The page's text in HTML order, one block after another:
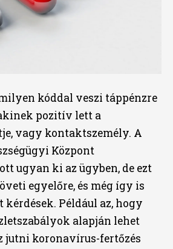
kóddal veszi táppénzre
pozitív lett a
vagy kontaktszemély. A
Központ
ugyan ki az ügyben, de ezt
egyelőre, és még így is
Például az, hogy
alapján lehet
jutni koronavírus-fertőzés